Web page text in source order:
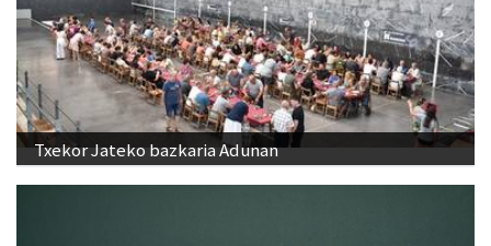
Txekor Jateko bazkaria Adunan